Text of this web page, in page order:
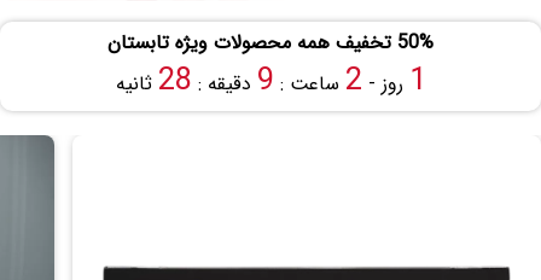
50% تخفیف همه محصولات ویژه تابستان
1 روز - 2 ساعت : 9 دقیقه : 27 ثانیه